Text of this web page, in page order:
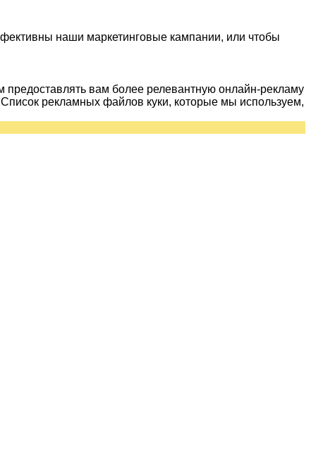
наши маркетинговые кампании, или чтобы
вам более релевантную онлайн-рекламу
рекламных файлов куки, которые мы используем,